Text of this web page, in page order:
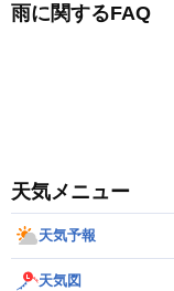
雨に関するFAQ
天気メニュー
天気予報
天気図